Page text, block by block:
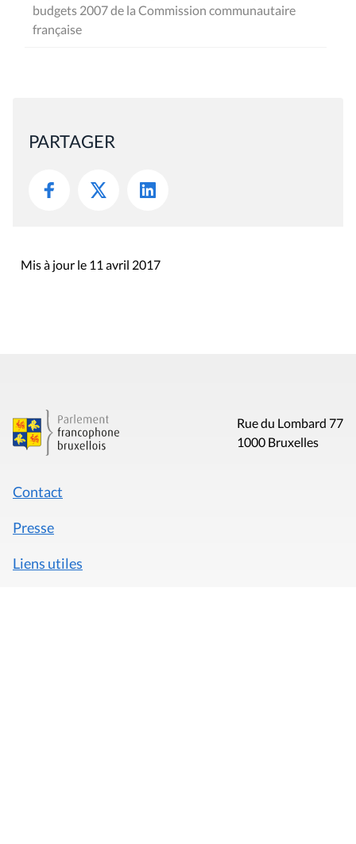
budgets 2007 de la Commission communautaire
française
PARTAGER
Mis à jour le 11 avril 2017
Rue du Lombard 77
1000 Bruxelles
Contact
Presse
Liens utiles